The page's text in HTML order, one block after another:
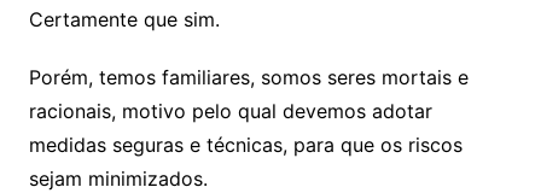
Certamente que sim.
Porém, temos familiares, somos seres mortais e
racionais, motivo pelo qual devemos adotar
medidas seguras e técnicas, para que os riscos
sejam minimizados.